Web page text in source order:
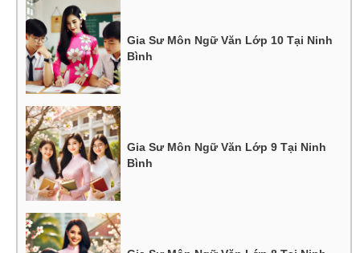
Gia Sư Môn Ngữ Văn Lớp 10 Tại Ninh
Bình
Gia Sư Môn Ngữ Văn Lớp 9 Tại Ninh
Bình